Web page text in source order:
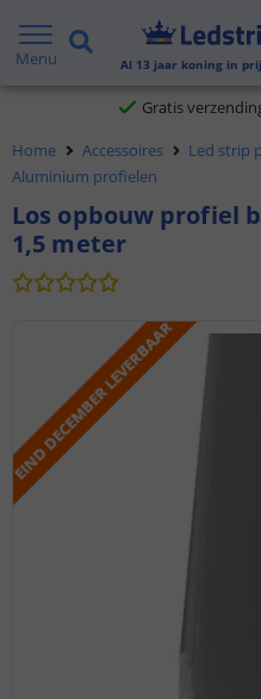
Menu Al 13 jaar koning in
5
Gratis
Voor 23:45 uur
Home Accessoires Led strip
Aluminium profielen
Los opbouw profiel
1,5 meter
EIND DECEMBER LEVERBAAR